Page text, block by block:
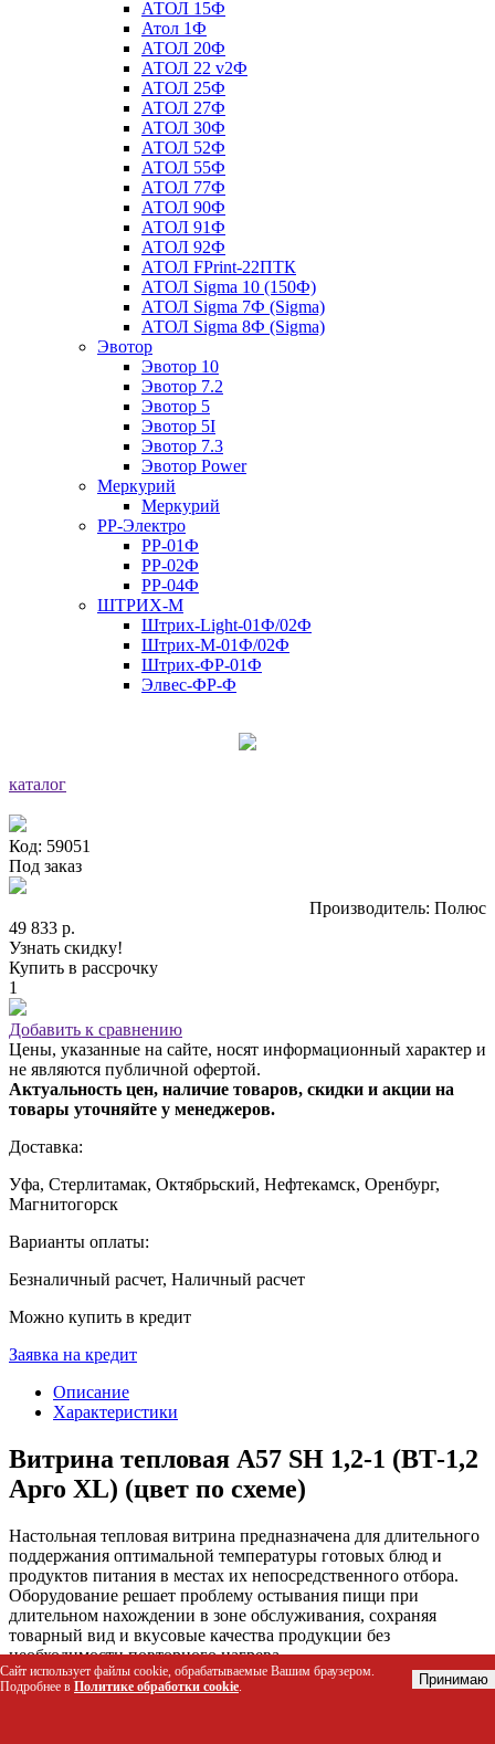
АТОЛ 15Ф
Атол 1Ф
АТОЛ 20Ф
АТОЛ 22 v2Ф
АТОЛ 25Ф
АТОЛ 27Ф
АТОЛ 30Ф
АТОЛ 52Ф
АТОЛ 55Ф
АТОЛ 77Ф
АТОЛ 90Ф
АТОЛ 91Ф
АТОЛ 92Ф
АТОЛ FPrint-22ПТК
АТОЛ Sigma 10 (150Ф)
АТОЛ Sigma 7Ф (Sigma)
АТОЛ Sigma 8Ф (Sigma)
Эвотор
Эвотор 10
Эвотор 7.2
Эвотор 5
Эвотор 5I
Эвотор 7.3
Эвотор Power
Меркурий
Меркурий
РР-Электро
РР-01Ф
РР-02Ф
РР-04Ф
ШТРИХ-М
Штрих-Light-01Ф/02Ф
Штрих-М-01Ф/02Ф
Штрих-ФР-01Ф
Элвес-ФР-Ф
каталог
Код: 59051
Под заказ
Производитель: Полюс
49 833 р.
Узнать скидку!
Купить в рассрочку
1
Добавить к сравнению
Цены, указанные на сайте, носят информационный характер и
не являются публичной офертой.
Актуальность цен, наличие товаров, скидки и акции на
товары уточняйте у менеджеров.
Доставка:
Уфа, Стерлитамак, Октябрьский, Нефтекамск, Оренбург,
Магнитогорск
Варианты оплаты:
Безналичный расчет, Наличный расчет
Можно купить в кредит
Заявка на кредит
Описание
Характеристики
Витрина тепловая А57 SH 1,2-1 (ВТ-1,2
Арго XL) (цвет по схеме)
Настольная тепловая витрина предназначена для длительного
поддержания оптимальной температуры готовых блюд и
продуктов питания в местах их непосредственного отбора.
Оборудование решает проблему остывания пищи при
длительном нахождении в зоне обслуживания, сохраняя
товарный вид и вкусовые качества продукции без
необходимости повторного нагрева.
Кому подойдет этот товар
Сайт использует файлы cookie, обрабатываемые Вашим браузером.
Подробнее в Политике обработки cookie. Принимаю